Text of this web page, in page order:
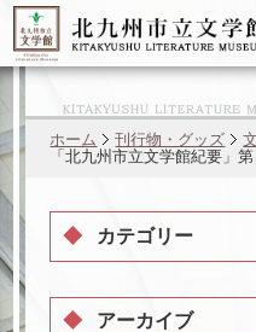
ゆか
ホーム 刊行物・グッズ
「北九州市立文学館紀要
カテゴリー
アーカイブ